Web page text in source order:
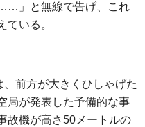
」と無線で告げ、これ
ている。
前方が大きくひしゃげた
局が発表した予備的な事
故機が高さ50メートルの